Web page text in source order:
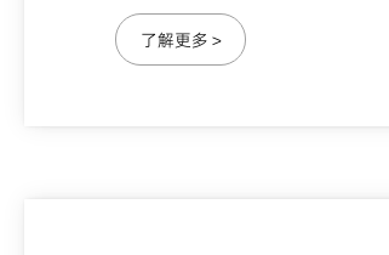
了解更多 >